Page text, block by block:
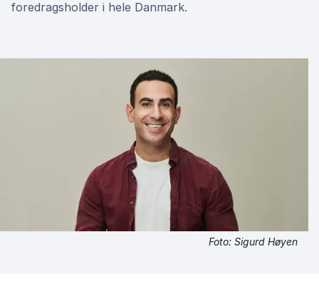
foredragsholder i hele Danmark.
Foto: Sigurd Høyen